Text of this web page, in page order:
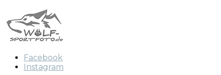
Facebook
Instagram